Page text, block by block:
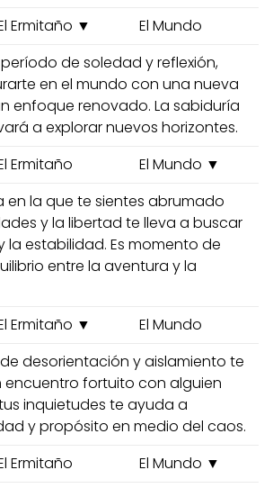
Ermitaño ▼
El Mundo
de soledad y reflexión,
en el mundo con una nueva
enfoque renovado. La sabiduría
a explorar nuevos horizontes.
Ermitaño
El Mundo ▼
en la que te sientes abrumado
y la libertad te lleva a buscar
la estabilidad. Es momento de
entre la aventura y la
Ermitaño ▼
El Mundo
desorientación y aislamiento te
encuentro fortuito con alguien
inquietudes te ayuda a
y propósito en medio del caos.
Ermitaño
El Mundo ▼